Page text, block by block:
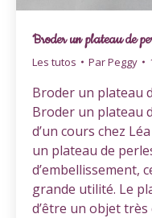
Broder un plateau de
Les tutos ParPeggy
Broder un plateau
Broder un plateau
d’un cours chez
un plateau de
d’embellissement,
grande utilité. Le
d’être un objet